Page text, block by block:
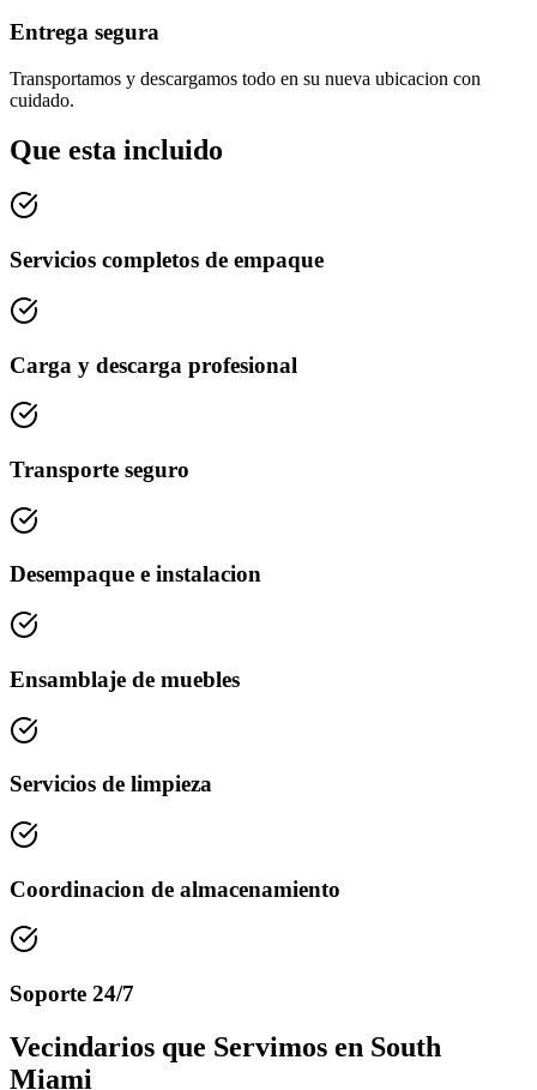
Entrega segura
Transportamos y descargamos todo en su nueva ubicacion con
cuidado.
Que esta incluido
Servicios completos de empaque
Carga y descarga profesional
Transporte seguro
Desempaque e instalacion
Ensamblaje de muebles
Servicios de limpieza
Coordinacion de almacenamiento
Soporte 24/7
Vecindarios que Servimos en South
Miami